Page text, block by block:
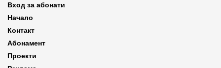
Вход за абонати
Начало
Контакт
Абонамент
Проекти